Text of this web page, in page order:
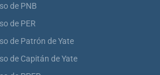
de PNB
de PER
de Patrón de Yate
de Capitán de Yate